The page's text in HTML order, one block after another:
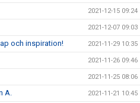
2021-12-15 09:24
2021-12-07 09:03
och inspiration! 2021-11-29 10:35
2021-11-26 09:46
2021-11-25 08:06
A. 2021-11-21 10:45